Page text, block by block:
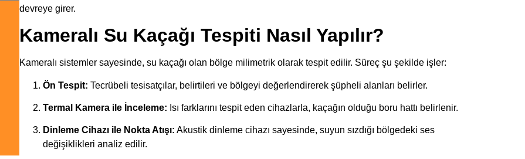
devreye girer.
Kameralı Su Kaçağı Tespiti Nasıl Yapılır?
Kameralı sistemler sayesinde, su kaçağı olan bölge milimetrik olarak tespit edilir. Süreç şu şekilde işler:
Ön Tespit: Tecrübeli tesisatçılar, belirtileri ve bölgeyi değerlendirerek şüpheli alanları belirler.
Termal Kamera ile İnceleme: Isı farklarını tespit eden cihazlarla, kaçağın olduğu boru hattı belirlenir.
Dinleme Cihazı ile Nokta Atışı: Akustik dinleme cihazı sayesinde, suyun sızdığı bölgedeki ses
değişiklikleri analiz edilir.